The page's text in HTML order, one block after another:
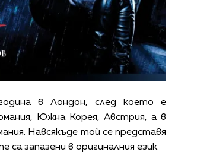
в Лондон, след което е
Южна Корея, Австрия, а в
Навсякъде той се представя
са запазени в оригиналния език.